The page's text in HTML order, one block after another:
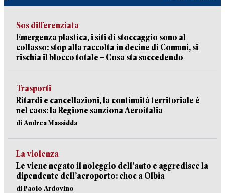
Sos differenziata
Emergenza plastica, i siti di stoccaggio sono al
collasso: stop alla raccolta in decine di Comuni, si
rischia il blocco totale – Cosa sta succedendo
Trasporti
Ritardi e cancellazioni, la continuità territoriale è
nel caos: la Regione sanziona Aeroitalia
di Andrea Massidda
La violenza
Le viene negato il noleggio dell’auto e aggredisce la
dipendente dell’aeroporto: choc a Olbia
di Paolo Ardovino